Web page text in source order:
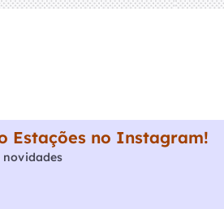
Estações no Instagram!
novidades